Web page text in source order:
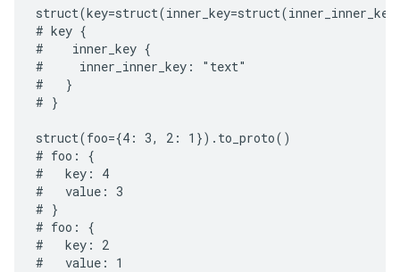
# key {
#    inner_key {
#     inner_inner_key: "text"
#   }
# }
struct(foo={4: 3, 2: 1}).to_proto()
# foo: {
#   key: 4
#   value: 3
# }
# foo: {
#   key: 2
#   value: 1